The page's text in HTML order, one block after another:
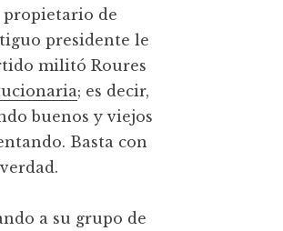
propietario de
presidente le
militó Roures
; es decir,
buenos y viejos
Basta con
a su grupo de